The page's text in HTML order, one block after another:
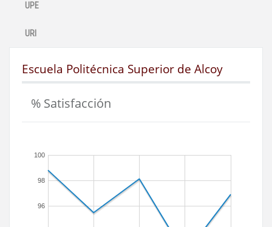
UPE
URI
Escuela Politécnica Superior de Alcoy
% Satisfacción
96
98
100